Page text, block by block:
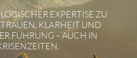
EXPERTISE ZU
KLARHEIT UND
FÜHRUNG – AUCH IN